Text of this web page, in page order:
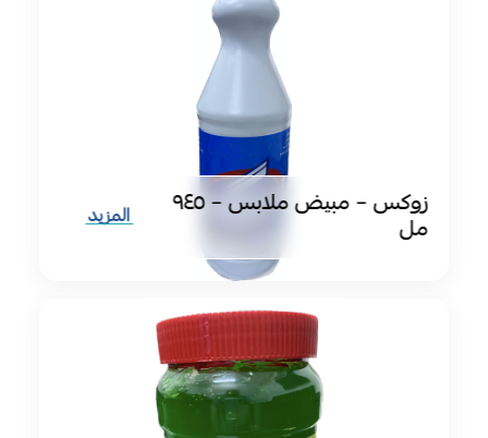
زوكس – مبيض ملابس – ٩٤٥
مل المزيد